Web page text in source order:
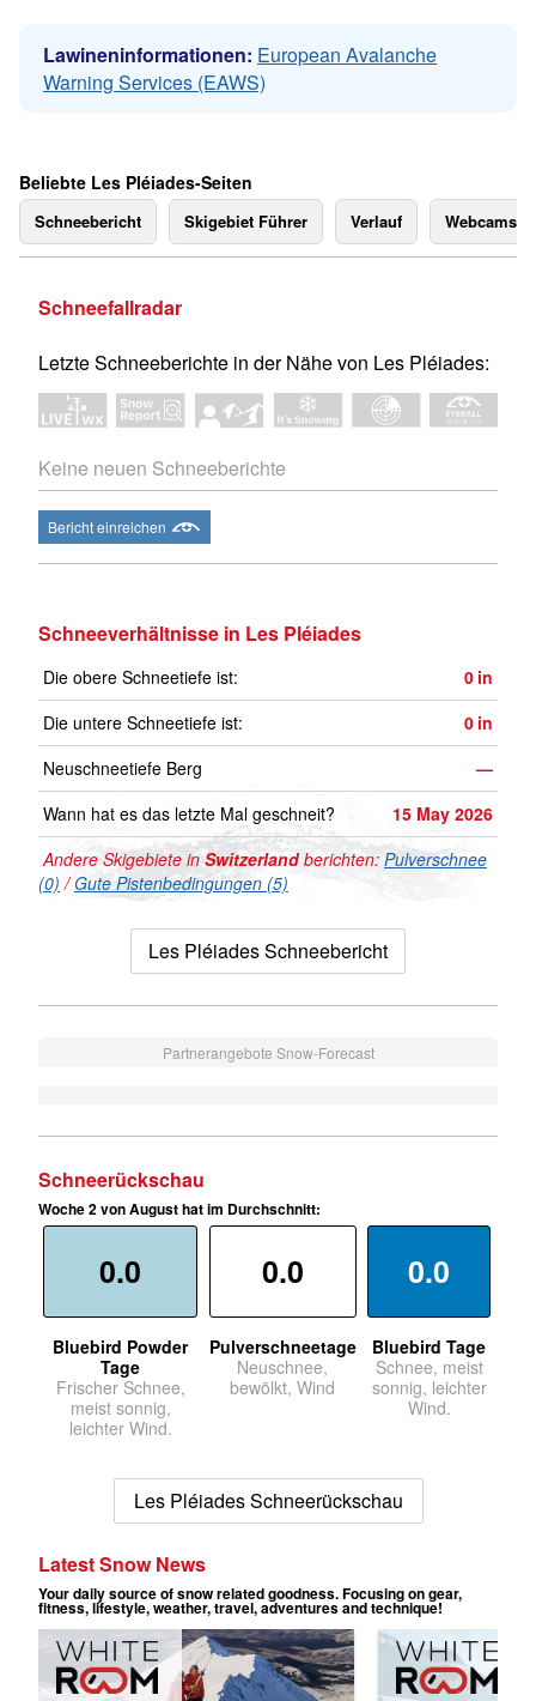
Lawineninformationen: European Avalanche
Warning Services (EAWS)
Beliebte Les Pléiades-Seiten
Schneebericht Skigebiet Führer Verlauf Webcams
Schneefallradar
Letzte Schneeberichte in der Nähe von Les Pléiades:
Keine neuen Schneeberichte
Bericht einreichen
Schneeverhältnisse in Les Pléiades
Die obere Schneetiefe ist: 0 in
Die untere Schneetiefe ist:
0 in
Neuschneetiefe Berg
—
Wann hat es das letzte Mal geschneit?
15 May 2026
Andere Skigebiete inSwitzerlandberichten: Pulverschnee
(0) /Gute Pistenbedingungen (5)
Les Pléiades Schneebericht
Partnerangebote Snow-Forecast
Schneerückschau
Woche 2 von August hat im Durchschnitt:
0.0
Bluebird Powder
Tage
Frischer Schnee,
meist sonnig,
leichter Wind.
0.0
Pulverschneetage
Neuschnee,
bewölkt, Wind
0.0
Bluebird Tage
Schnee, meist
sonnig, leichter
Wind.
Les Pléiades Schneerückschau